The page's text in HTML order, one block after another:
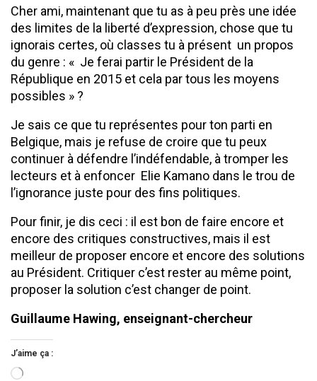
Cher ami, maintenant que tu as à peu près une idée
des limites de la liberté d’expression, chose que tu
ignorais certes, où classes tu à présent un propos
du genre : « Je ferai partir le Président de la
République en 2015 et cela par tous les moyens
possibles » ?
Je sais ce que tu représentes pour ton parti en
Belgique, mais je refuse de croire que tu peux
continuer à défendre l’indéfendable, à tromper les
lecteurs et à enfoncer Elie Kamano dans le trou de
l’ignorance juste pour des fins politiques.
Pour finir, je dis ceci : il est bon de faire encore et
encore des critiques constructives, mais il est
meilleur de proposer encore et encore des solutions
au Président. Critiquer c’est rester au même point,
proposer la solution c’est changer de point.
Guillaume Hawing, enseignant-chercheur
J’aime ça :
Chargement…